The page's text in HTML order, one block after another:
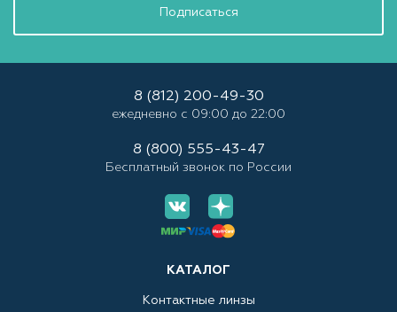
Подписаться
КАТАЛОГ
Контактные линзы
8 (812) 200-49-30
ежедневно с 09:00 до 22:00
8 (800) 555-43-47
Бесплатный звонок по России